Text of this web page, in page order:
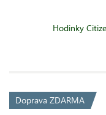
Hodinky
Doprava ZDARMA